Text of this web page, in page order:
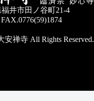
福井市田ノ谷町21-4
安禅寺 All Rights Reserved.